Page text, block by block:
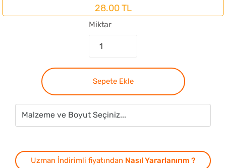
28.00 TL
Miktar
Sepete Ekle
Uzman İndirimli fiyatından Nasıl Yararlanırım ?